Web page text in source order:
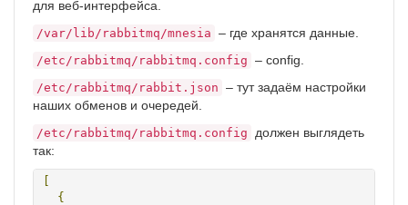
для веб-интерфейса.
/var/lib/rabbitmq/mnesia – где хранятся данные.
/etc/rabbitmq/rabbitmq.config – config.
/etc/rabbitmq/rabbit.json – тут задаём настройки
наших обменов и очередей.
/etc/rabbitmq/rabbitmq.config
должен выглядеть
так:
{